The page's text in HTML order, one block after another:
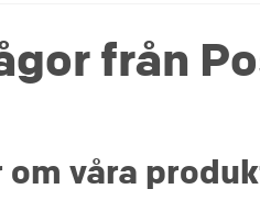
från
våra